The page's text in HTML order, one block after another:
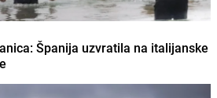
Španija uzvratila na italijanske